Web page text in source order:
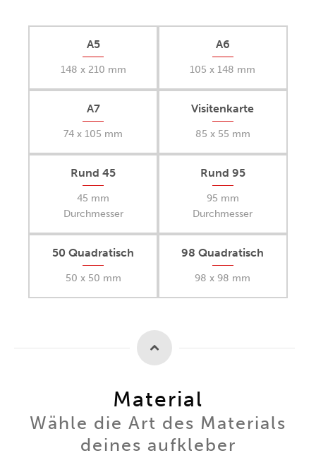
A5
148 x 210 mm
A6
105 x 148 mm
A7
74 x 105 mm
Visitenkarte
85 x 55 mm
Rund 45
45 mm
Durchmesser
Rund 95
95 mm
Durchmesser
50 Quadratisch
50 x 50 mm
98 Quadratisch
98 x 98 mm
Material
Wähle die Art des Materials
deines aufkleber